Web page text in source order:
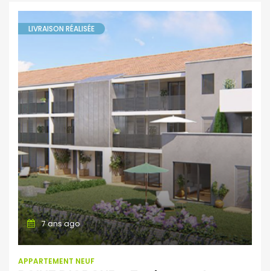
LIVRAISON RÉALISÉE
7 ans ago
APPARTEMENT NEUF